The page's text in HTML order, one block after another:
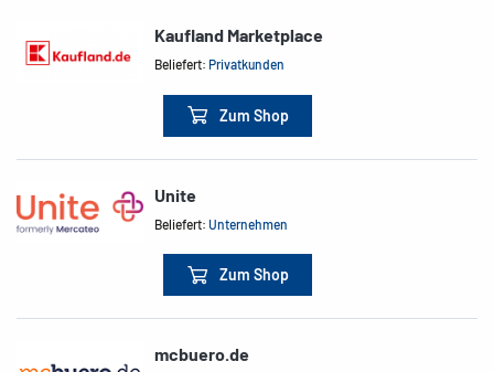
Kaufland Marketplace
Beliefert:Privatkunden
Zum Shop
Unite
Beliefert:Unternehmen
Zum Shop
mcbuero.de